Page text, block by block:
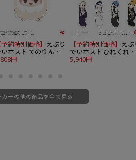
【予約特別価格】 えぶり
いホスト てのりんず
クション 8個入り
円
【予約特別価格】 えぶ
でいホスト ひねくれた
やつら 8個入り1BOX
5,940円
カーの他の商品を全て見る